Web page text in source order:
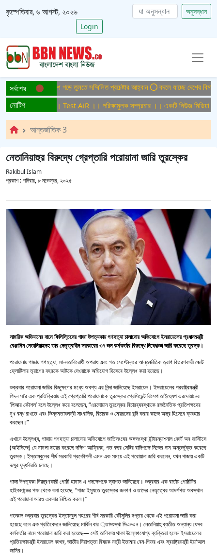
বৃহস্পতিবার, ৬ আগস্ট, ২০২৬
অনুসন্ধান
Login
সর্বশেষবাংলাদেশ গড়ে তুলতে সম্মিলিত প্রচেষ্টার আহ্বান বদলে যাচ্ছে দেশের বিমান ও
নোটিশসম্প্রচার ।। Test AiR ।। পরিক্ষামুলক সম্প্রচার ।। একটি নিউজ মিডিয়া
আন্তর্জাতিক 3
নেতানিয়াহুর বিরুদ্ধে গ্রেপ্তারি পরোয়ানা জারি তুরস্কের
Rakibul Islam
প্রকাশ :শনিবার, ৮ নভেম্বর, ২০২৫
সামরিক অভিযানের নামে ফিলিস্তিনের গাজা উপত্যকায় গণহত্যা চালানোর অভিযোগে ইসরায়েলের প্রধানমন্ত্রী
বেঞ্জামিন নেতানিয়াহুসহ তার নেতৃত্বাধীন সরকারের ৩৭ জন কর্মকর্তার বিরুদ্ধে নিষেধাজ্ঞা জারি করেছে তুরস্ক।
পরোয়ানায় গাজায় গণহত্যা, মানবতাবিরোধী অপরাধ এবং গত সেপ্টেম্বরে আন্তর্জাতিক ত্রাণ বিতরণকারী জোট
ফ্লোটিলার ত্রাণের বহরকে আটকে দেওয়াকে অভিযোগ হিসেবে উল্লেখ করা হয়েছে।
শুক্রবার পরোয়ানা জারির কিছুক্ষণের মধ্যে অবশ্য এর নিন্দা জানিয়েছে ইসরায়েল। ইসরায়েলের পররাষ্ট্রমন্ত্রী
গিদন সা’র এক প্রতিক্রিয়ায় এই গ্রেপ্তারি পরোয়ানাকে তুরস্কের প্রেসিডেন্ট রিসেপ তাইয়্যেপ এরদোয়ানের
‘পিআর কৌশল’ বলে উল্লেখ করে বলেছেন, “এরদোয়ান তুরস্কের বিচারব্যবস্থাকে রাজনৈতিক প্রতিপক্ষদের
মুখ বন্ধ রাখতে এবং ভিন্নমতাবলম্বী সাংবাদিক, বিচারক ও মেয়রদের বন্দি করার কাজে অস্ত্র হিসেবে ব্যবহার
করছেন।”
এখানে উল্লেখ্য, গাজায় গণহত্যা চালানোর অভিযোগে জাতিসংঘের অঙ্গসংস্থা ইন্টারন্যাশনাল কোর্ট অব জাস্টিসে
(আইসিজে) যে মামলা দায়ের করেছে দক্ষিণ আফ্রিকা, গত বছর সেটির বাদিপক্ষে নিজের নাম অন্তর্ভুক্ত করেছে
তুরস্ক। ইস্তাম্বুলের শীর্ষ সরকারি প্রকৌশলী এমন এক সময়ে এই পরোয়ানা জারি করলেন, যখন গাজায় একটি
ভঙ্গুর যুদ্ধবিরতি চলছে।
গাজা উপত্যকা নিয়ন্ত্রণকারী গোষ্ঠী হামাস এ পদক্ষেপকে স্বাগত জানিয়েছে। শুক্রবার এক বার্তায় গোষ্ঠীটির
হাইকমান্ডের পক্ষ থেকে বলা হয়েছে, “গাজা ইস্যুতে তুরস্কের জনগণ ও তাদের নেতৃত্বের আদর্শগত অবস্থান
এই পরোয়ানা আরও একবার নিশ্চিত করল।”
গতকাল শুক্রবার তুরস্কের ইস্তাম্বুল শহরের শীর্ষ সরকারি কৌঁসুলির দপ্তর থেকে এই পরোয়ানা জারি করা
হয়েছে বলে এক প্রতিবেদনে জানিয়েছে মার্কিন বার ্তাসংস্থা সিএনএন। নেতানিয়াহু ব্যতীত অন্যান্য যেসব
কর্মকর্তার নামে পরোয়ানা জারি করা হয়েছে— সেই তালিকায় থাকা উল্লেখযোগ্য ব্যক্তিরা হলেন ইসরায়েলের
প্রতিরক্ষামন্ত্রী ইসরায়েল কাৎজ, জাতীয় নিরাপত্তা বিষয়ক মন্ত্রী ইতামার বেন-গিভর এবং স্বরাষ্ট্রমন্ত্রী ইয়া’আল
জামির।